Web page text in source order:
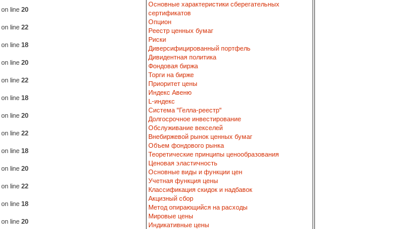
on line 20
on line 22
on line 18
on line 20
on line 22
on line 18
on line 20
on line 22
on line 18
on line 20
on line 22
on line 18
on line 20
Основные характеристики сберегательных
сертификатов
Опцион
Реестр ценных бумаг
Риски
Диверсифицированный портфель
Дивидентная политика
Фондовая биржа
Торги на бирже
Приоритет цены
Индекс Авеню
L-индекс
Система "Гелла-реестр"
Долгосрочное инвестирование
Обслуживание векселей
Внебиржевой рынок ценных бумаг
Объем фондового рынка
Теоретические принципы ценообразования
Ценовая эластичность
Основные виды и функции цен
Учетная функция цены
Классификация скидок и надбавок
Акцизный сбор
Метод опирающийся на расходы
Мировые цены
Индикативные цены